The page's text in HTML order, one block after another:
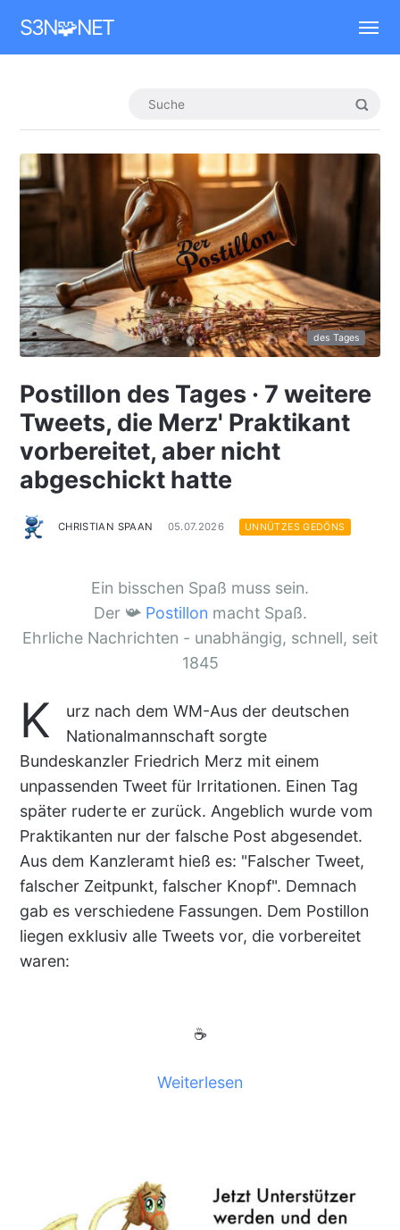
S3N🧩NET
des Tages
Postillon des Tages · 7 weitere
Tweets, die Merz' Praktikant
vorbereitet, aber nicht
abgeschickt hatte
CHRISTIAN SPAAN 05.07.2026 UNNÜTZES GEDÖNS
Ein bisschen Spaß muss sein.
Der 📯 Postillon macht Spaß.
Ehrliche Nachrichten - unabhängig, schnell, seit
1845
K
urz nach dem WM-Aus der deutschen
Nationalmannschaft sorgte
Bundeskanzler Friedrich Merz mit einem
unpassenden Tweet für Irritationen. Einen Tag
später ruderte er zurück. Angeblich wurde vom
Praktikanten nur der falsche Post abgesendet.
Aus dem Kanzleramt hieß es: "Falscher Tweet,
falscher Zeitpunkt, falscher Knopf". Demnach
gab es verschiedene Fassungen. Dem Postillon
liegen exklusiv alle Tweets vor, die vorbereitet
waren:
☕
Weiterlesen